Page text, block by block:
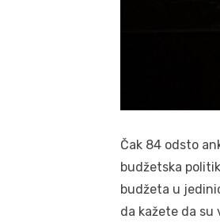
Čak 84 odsto
budžetska
budžeta u
da kažete da su